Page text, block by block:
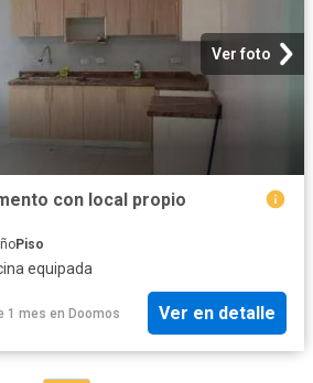
Ver foto
con local propio
Piso
equipada
1 mes en Doomos Ver en detalle